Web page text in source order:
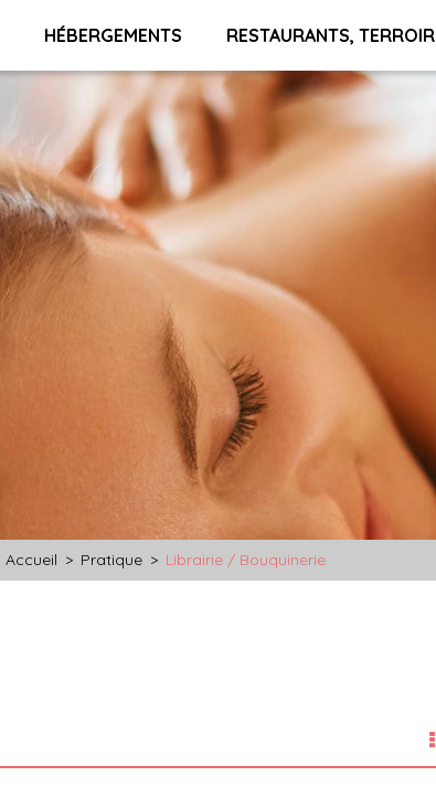
HÉBERGEMENTS RESTAURANTS, TERROIR
Accueil > Pratique > Librairie / Bouquinerie